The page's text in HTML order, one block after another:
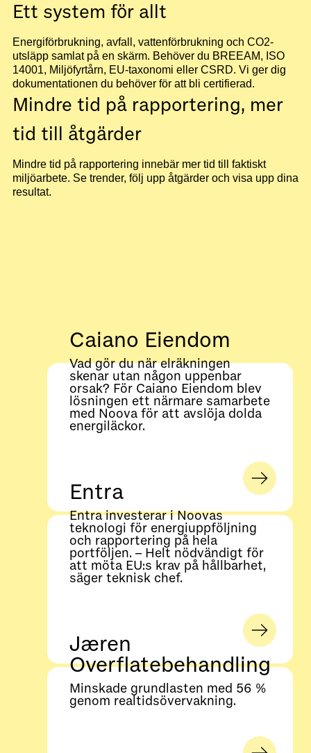
Ett system för allt
Energiförbrukning, avfall, vattenförbrukning och CO2-
utsläpp samlat på en skärm. Behöver du BREEAM, ISO
14001, Miljöfyrtårn, EU-taxonomi eller CSRD. Vi ger dig
dokumentationen du behöver för att bli certifierad.
Mindre tid på rapportering, mer
tid till åtgärder
Mindre tid på rapportering innebär mer tid till faktiskt
miljöarbete. Se trender, följ upp åtgärder och visa upp dina
resultat.
Caiano Eiendom
Vad gör du när elräkningen
skenar utan någon uppenbar
orsak? För Caiano Eiendom blev
lösningen ett närmare samarbete
med Noova för att avslöja dolda
energiläckor.
Entra
Entra investerar i Noovas
teknologi för energiuppföljning
och rapportering på hela
portföljen. – Helt nödvändigt för
att möta EU:s krav på hållbarhet,
säger teknisk chef.
Jæren
Overflatebehandling
Minskade grundlasten med 56 %
genom realtidsövervakning.